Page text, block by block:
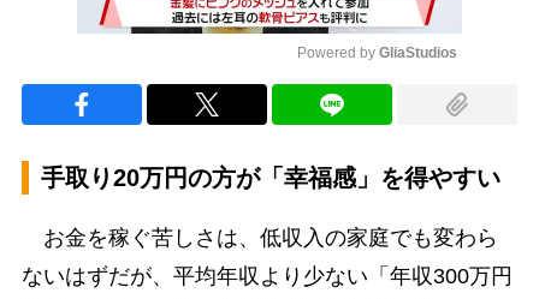
Powered by GliaStudios
手取り20万円の方が「幸福感」を得やすい
お金を稼ぐ苦しさは、低収入の家庭でも変わら
ないはずだが、平均年収より少ない「年収300万円